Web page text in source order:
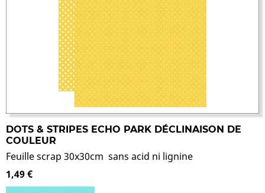
DOTS & STRIPES ECHO PARK DÉCLINAISON DE
COULEUR
Feuille scrap 30x30cm sans acid ni lignine
1,49 €